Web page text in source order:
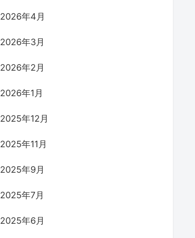
2026年4月
2026年3月
2026年2月
2026年1月
2025年12月
2025年11月
2025年9月
2025年7月
2025年6月